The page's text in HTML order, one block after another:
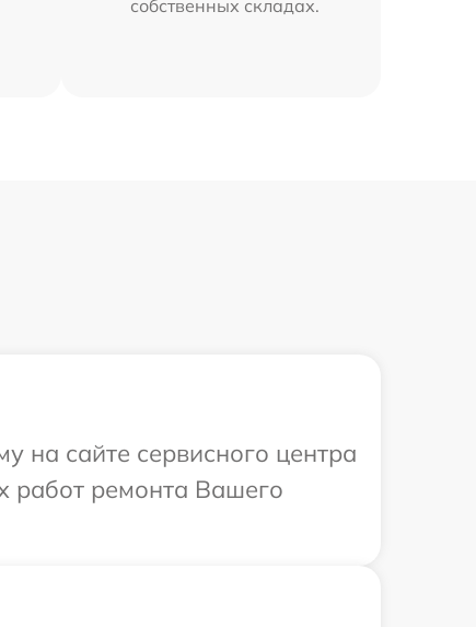
собственных складах.
на сайте сервисного центра
работ ремонта Вашего